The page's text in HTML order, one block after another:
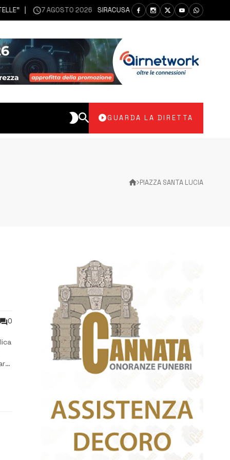
7 AGOSTO 2026 SIRACUSA | SIANO MESSI A DISPOSIZIONE DEL
GUARDA LA DIRETTA
PIAZZA SANTA LUCIA
0